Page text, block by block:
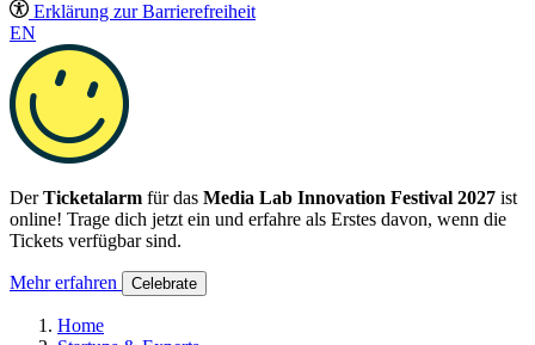
Erklärung zur Barrierefreiheit
EN
DerTicketalarm für das Media Lab Innovation Festival 2027 ist
online! Trage dich jetzt ein und erfahre als Erstes davon, wenn die
Tickets verfügbar sind.
Mehr erfahren Celebrate
Home